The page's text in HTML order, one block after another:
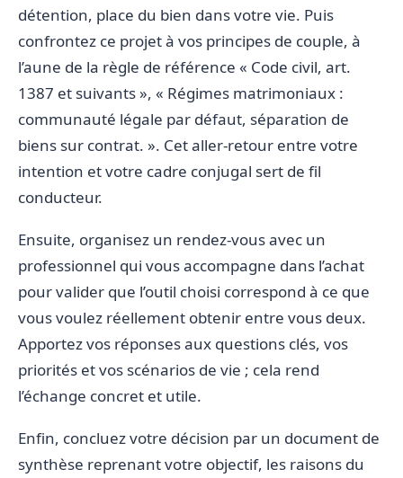
détention, place du bien dans votre vie. Puis
confrontez ce projet à vos principes de couple, à
l’aune de la règle de référence « Code civil, art.
1387 et suivants », « Régimes matrimoniaux :
communauté légale par défaut, séparation de
biens sur contrat. ». Cet aller-retour entre votre
intention et votre cadre conjugal sert de fil
conducteur.
Ensuite, organisez un rendez-vous avec un
professionnel qui vous accompagne dans l’achat
pour valider que l’outil choisi correspond à ce que
vous voulez réellement obtenir entre vous deux.
Apportez vos réponses aux questions clés, vos
priorités et vos scénarios de vie ; cela rend
l’échange concret et utile.
Enfin, concluez votre décision par un document de
synthèse reprenant votre objectif, les raisons du